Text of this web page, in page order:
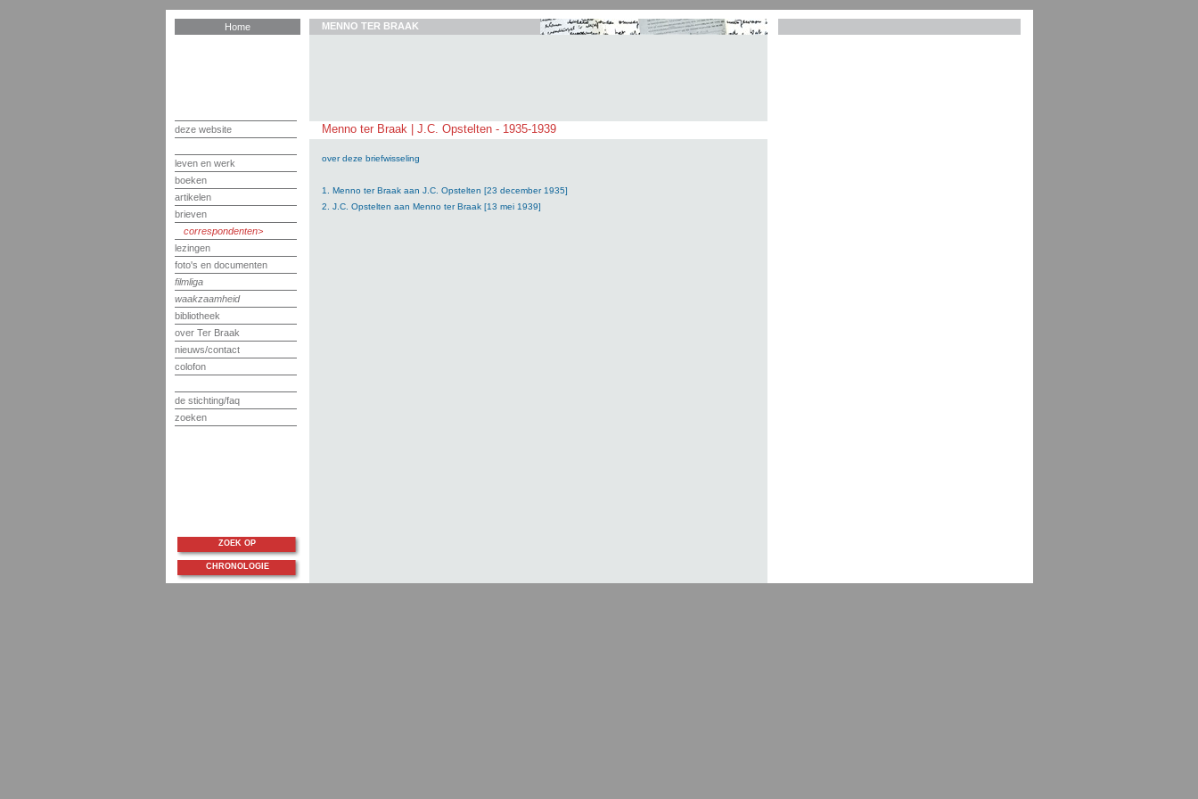
Home
deze website
leven en werk
boeken
artikelen
brieven
correspondenten
lezingen
foto's en documenten
filmliga
waakzaamheid
bibliotheek
over Ter Braak
nieuws/contact
colofon
de stichting/faq
zoeken
MENNO TER BRAAK
Menno ter Braak | J.C. Opstelten - 1935-1939
over deze briefwisseling
1. Menno ter Braak aan J.C. Opstelten [23 december 1935]
2. J.C. Opstelten aan Menno ter Braak [13 mei 1939]
ZOEK OP
CHRONOLOGIE